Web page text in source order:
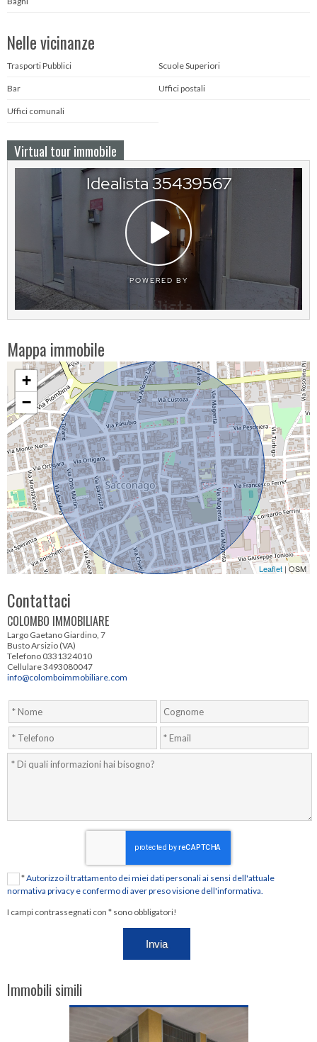
Nelle vicinanze
Trasporti Pubblici Scuole Superiori
Bar Uffici postali
Uffici comunali
Virtual tour immobile
Mappa immobile
+
−
Leaflet | OSM
Contattaci
COLOMBO IMMOBILIARE
Largo Gaetano Giardino, 7
Busto Arsizio (VA)
Telefono 0331324010
Cellulare 3493080047
info@colomboimmobiliare.com
*Autorizzo il trattamento dei miei dati personali ai sensi dell'attuale
normativa privacy e confermo di aver preso visione dell'informativa.
I campi contrassegnati con * sono obbligatori!
Immobili simili